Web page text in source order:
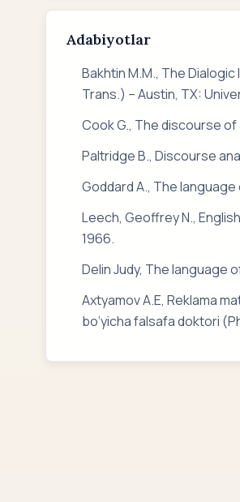
Adabiyotlar
Bakhtin M.M., The
Trans.) – Austin, TX:
Cook G., The discourse of
Paltridge B., Discourse
Goddard A., The
Leech, Geoffrey N.,
1966.
Delin Judy, The language
Axtyamov A.E, Reklama
bo‘yicha falsafa doktori